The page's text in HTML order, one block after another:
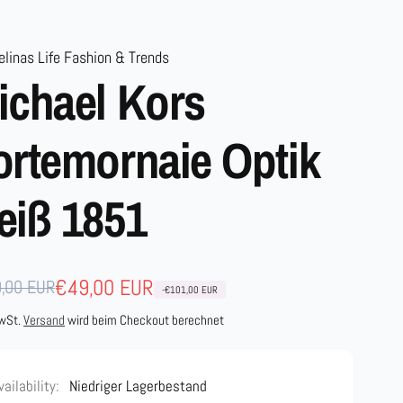
Life Fashion & Trends
Kors
Optik
1851
EUR€49,00 EUR -€101,00 EUR
Versand wird beim Checkout berechnet
Niedriger Lagerbestand